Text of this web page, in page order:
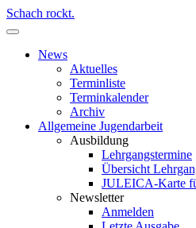
Schach rockt.
News
Aktuelles
Terminliste
Terminkalender
Archiv
Allgemeine Jugendarbeit
Ausbildung
Lehrgangstermine
Übersicht
JULEICA-Karte
Newsletter
Anmelden